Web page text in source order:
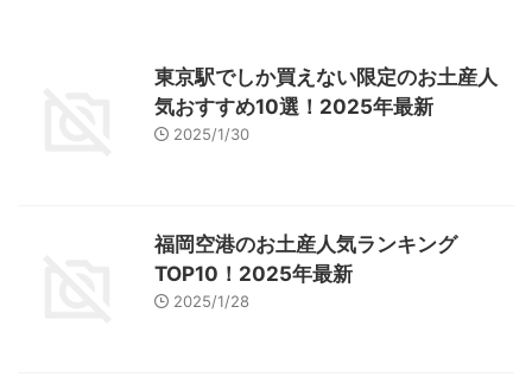
東京駅でしか買えない限定のお土産人
気おすすめ10選！2025年最新
2025/1/30
福岡空港のお土産人気ランキング
TOP10！2025年最新
2025/1/28